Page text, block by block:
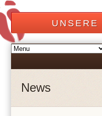
UNSERE
News